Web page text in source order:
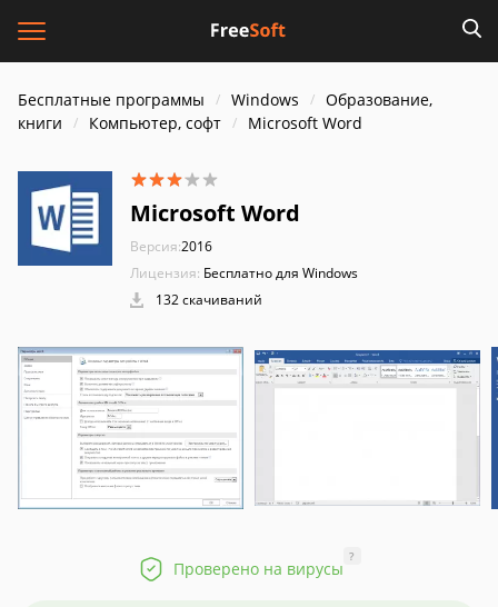
Бесплатные программы Windows
Образование,
книги
Компьютер, софт Microsoft Word
Microsoft Word
Версия:2016
Лицензия: Бесплатно для Windows
132 скачиваний
Проверено на вирусы
?